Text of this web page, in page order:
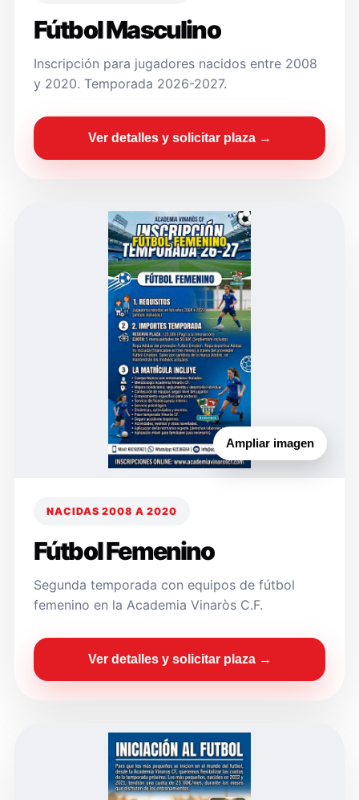
Fútbol Masculino
Inscripción para jugadores nacidos entre 2008
y 2020. Temporada 2026-2027.
Ver detalles y solicitar plaza →
Ampliar imagen
NACIDAS 2008 A 2020
Fútbol Femenino
Segunda temporada con equipos de fútbol
femenino en la Academia Vinaròs C.F.
Ver detalles y solicitar plaza →